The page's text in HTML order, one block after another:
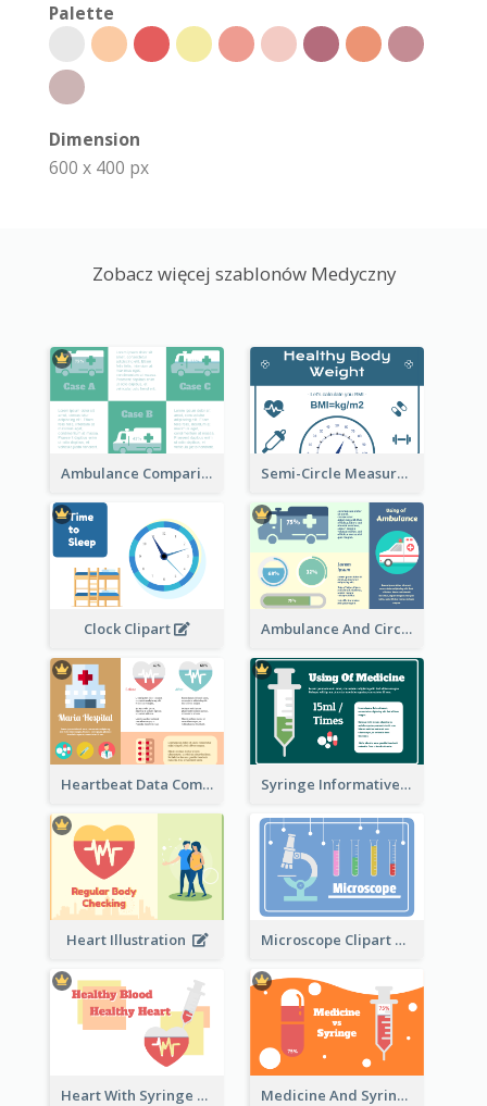
Palette
Dimension
600 x 400 px
Zobacz więcej szablonów Medyczny
Ambulance Comparison Semi-Circle Measurement Clipart
Clock Clipart Ambulance And Circular Informative Report
Heartbeat Data Comparison Syringe Informative Clipart
Heart Illustration Microscope Clipart With Test Tube
Heart With Syringe Clipart Medicine And Syringe Comparison